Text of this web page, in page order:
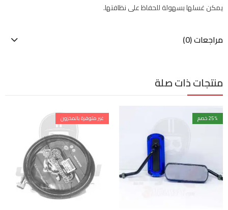
يمكن غسلها بسهولة للحفاظ على نظافتها.
مراجعات (0)
منتجات ذات صلة
25% خصم غير متوفرة بالمخزون